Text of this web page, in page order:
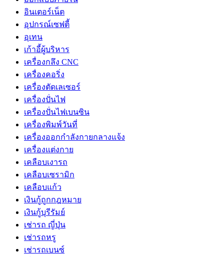
อินเตอร์เน็ต
อุปกรณ์เซฟตี้
อุเทน
เก้าอี้ผู้บริหาร
เครื่องกลึง CNC
เครื่องคอริ่ง
เครื่องตัดเลเซอร์
เครื่องปั่นไฟ
เครื่องปั่นไฟเบนซิน
เครื่องพิมพ์วันที่
เครื่องออกกำลังกายกลางแจ้ง
เครื่องแต่งกาย
เคลือบเงารถ
เคลือบเซรามิก
เคลือบแก้ว
เงินกู้ถูกกฎหมาย
เงินกู้บุรีรัมย์
เช่ารถ ญี่ปุ่น
เช่ารถหรู
เช่ารถเบนซ์